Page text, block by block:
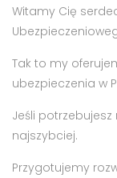
Witamy Cię
Tak to my
ubezpieczenia w
Jeśli
najszybciej.
Przygotujemy